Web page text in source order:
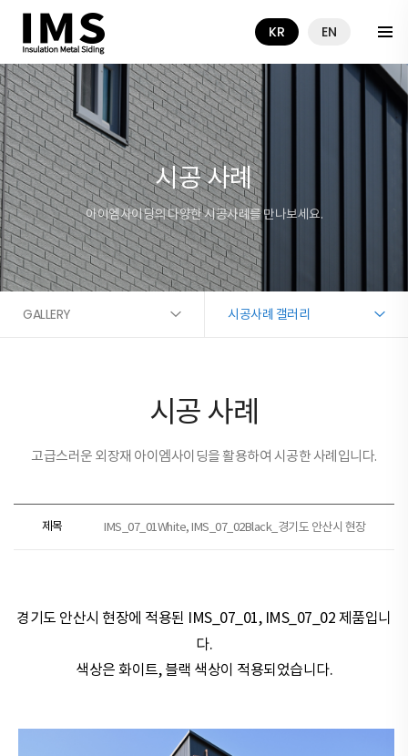
KR EN
시공 사례
아이엠사이딩의 다양한 시공사례를 만나보세요.
GALLERY 시공사례 갤러리
시공 사례
고급스러운 외장재 아이엠사이딩을 활용하여 시공한 사례입니다.
제목 IMS_07_01White, IMS_07_02Black_경기도 안산시 현장
경기도 안산시 현장​​에 적용된 IMS_07_01, IMS_07_02 제품입니
다.
색상은 화이트, 블랙 색상이 적용되었습니다.